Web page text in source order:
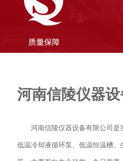
河南信陵仪器设
河南信陵仪器设备有限公司
低温冷却液循环泵、低温恒温槽